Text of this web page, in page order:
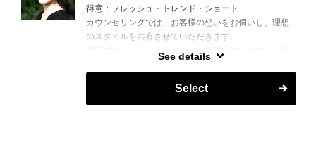
得意：フレッシュ・トレンド・ショート
カウンセリングでは、お客様の想いをお伺いし、理想
のスタイルを共有させていただきます、
英語でのコミュニケーションも勉強中ですので、海外
See details
Select